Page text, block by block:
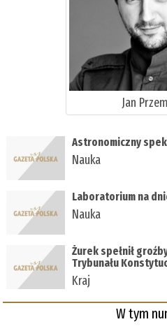
Jan
Astronomiczny
Nauka
Laboratorium na
Nauka
Żurek spełnił
Trybunału
Kraj
W tym